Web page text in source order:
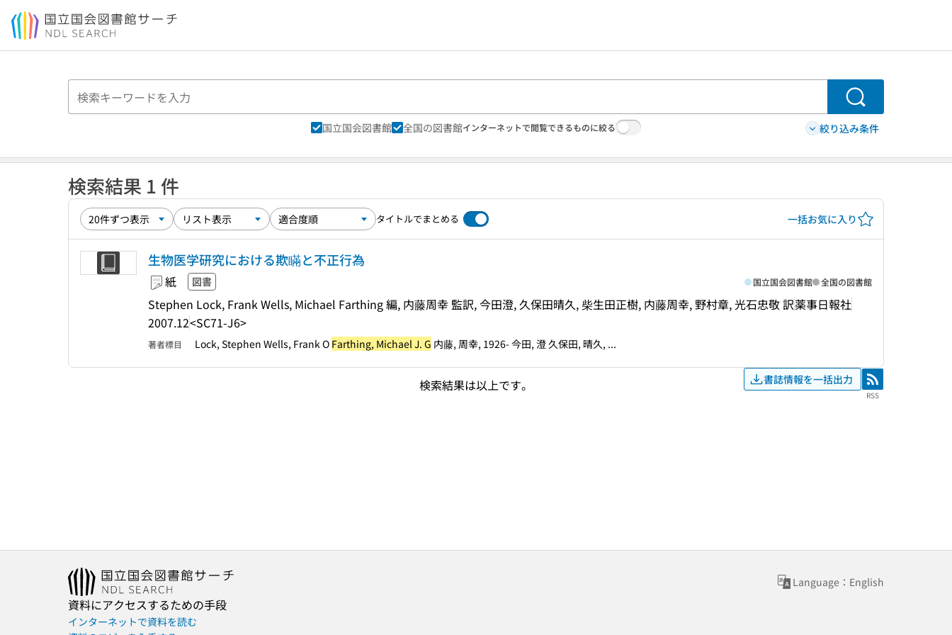
本文へ移動
検索
国立国会図書館 全国の図書館インターネットで閲覧できるものに絞る 絞り込み条件
検索結果 1 件
タイトルでまとめる 一括お気に入り
生物医学研究における欺瞞と不正行為
紙 図書
Stephen Lock, Frank Wells, Michael Farthing 編, 内藤周幸 監訳, 今田澄, 久保田晴久, 柴生田正樹, 内藤周幸, 野村章, 光石忠敬 訳薬事日報社
2007.12<SC71-J6>
国立国会図書館 全国の図書館
著者標目 Lock, Stephen Wells, Frank O Farthing, Michael J. G 内藤, 周幸, 1926- 今田, 澄 久保田, 晴久, ...
検索結果は以上です。 書誌情報を一括出力 RSS
RSS
Language：English
資料にアクセスするための手段
インターネットで資料を読む